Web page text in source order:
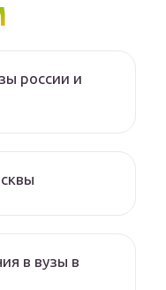
россии и
в вузы в